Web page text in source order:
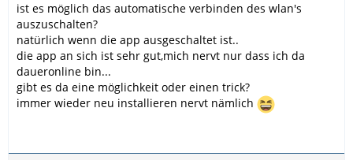
ist es möglich das automatische verbinden des wlan's
auszuschalten?
natürlich wenn die app ausgeschaltet ist..
die app an sich ist sehr gut,mich nervt nur dass ich da
daueronline bin...
gibt es da eine möglichkeit oder einen trick?
immer wieder neu installieren nervt nämlich